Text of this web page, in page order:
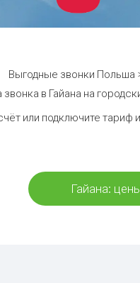
Выгодные звонки Польша
звонка в Гайана на
или подключите тариф
Гайана: